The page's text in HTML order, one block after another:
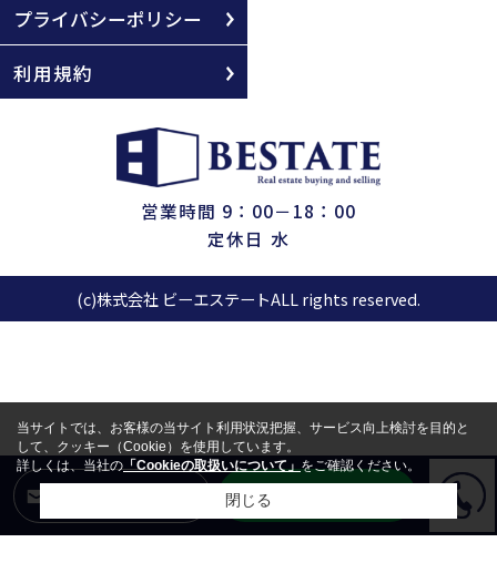
プライバシーポリシー
利用規約
営業時間 9：00－18：00
定休日 水
(c)株式会社 ビーエステートALL rights reserved.
LINEからお問合せ
当サイトでは、お客様の当サイト利用状況把握、サービス向上検討を目的と
して、クッキー（Cookie）を使用しています。
詳しくは、当社の「Cookieの取扱いについて」をご確認ください。
閉じる